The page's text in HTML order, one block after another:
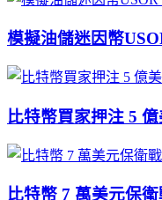
模擬油儲迷因幣
比特幣買家押注 5
比特幣 7 萬美元保